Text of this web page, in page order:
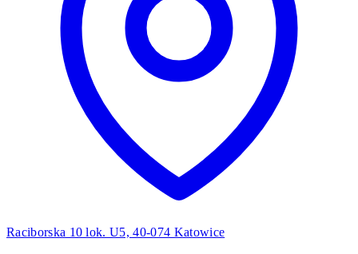
Raciborska 10 lok. U5, 40-074 Katowice